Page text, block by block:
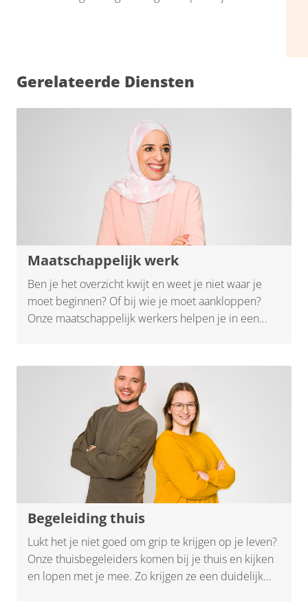
Gerelateerde Diensten
Maatschappelijk werk
Ben je het overzicht kwijt en weet je niet waar je
moet beginnen? Of bij wie je moet aankloppen?
Onze maatschappelijk werkers helpen je in een
situatie. Denk hierbij aan vragen rondom opvoeden
en opgroeien, problemen met geld of in je relatie.
Maar ook bij gevoelens van eenzaamheid, rouw of
somberheid.
Begeleiding thuis
Lukt het je niet goed om grip te krijgen op je leven?
Onze thuisbegeleiders komen bij je thuis en kijken
en lopen met je mee. Zo krijgen ze een duidelijk